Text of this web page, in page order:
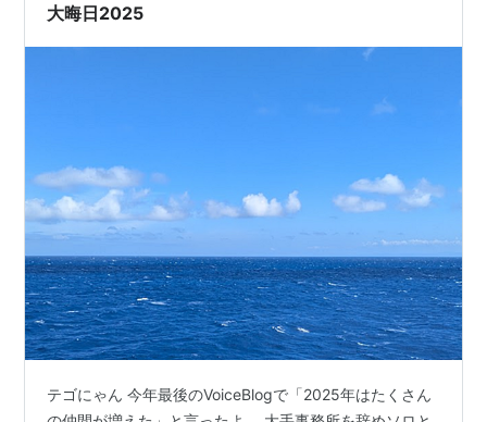
大晦日2025
テゴにゃん 今年最後のVoiceBlogで「2025年はたくさん